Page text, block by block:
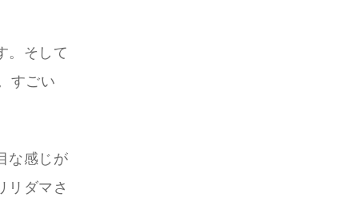
。そして
すごい
な感じが
ダマさ